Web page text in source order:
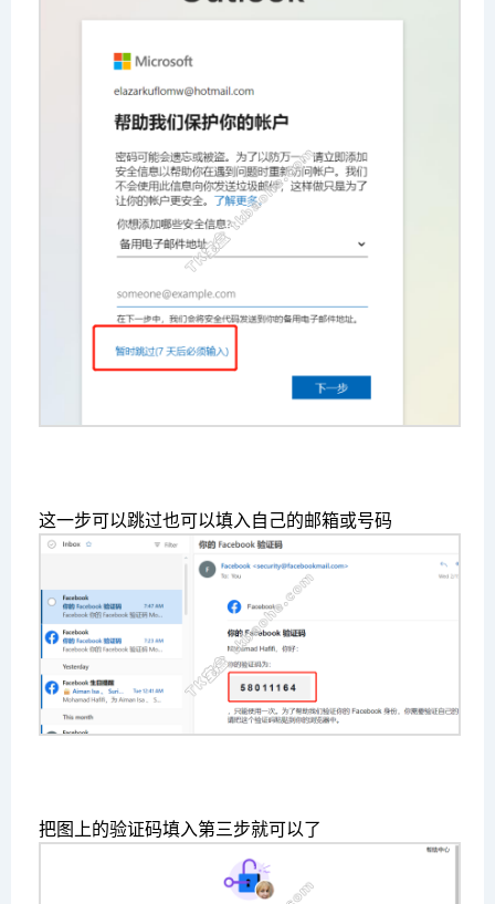
这一步可以跳过也可以填入自己的邮箱或号码
把图上的验证码填入第三步就可以了